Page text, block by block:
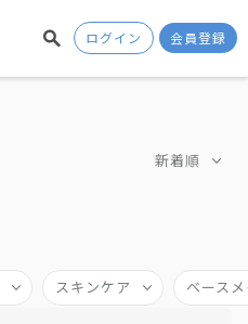
ログイン 会員登録
新着順
スキンケア ベース